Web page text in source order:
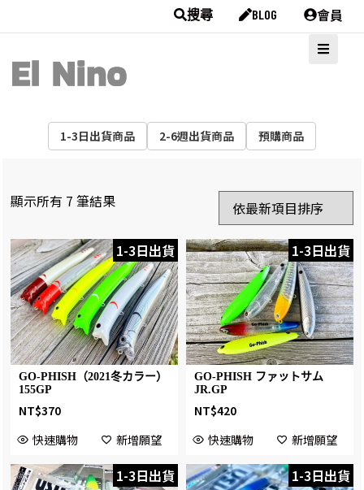
搜尋 BLOG 會員
1-3日出貨商品 2-6週出貨商品 預購商品
顯示所有 7 筆結果
1-3日出貨
GO-PHISH（2021冬カラー）
155GP
NT$370
快速購物
新增願望
1-3日出貨
GO-PHISH ファットサム
JR.GP
NT$420
快速購物
新增願望
1-3日出貨 1-3日出貨